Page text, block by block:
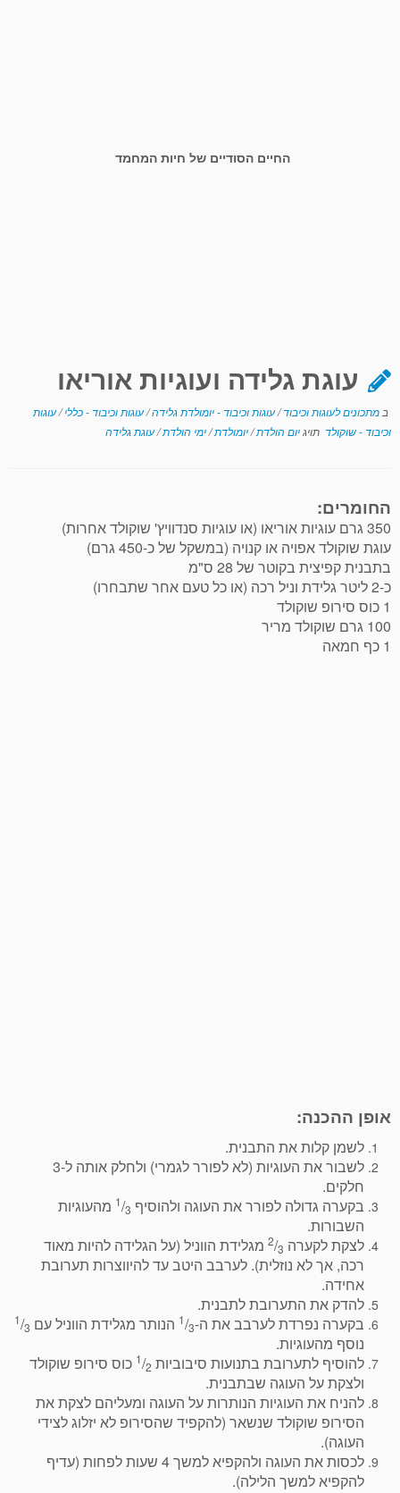
החיים הסודיים של חיות המחמד
עוגת גלידה ועוגיות אוריאו
ב מתכונים לעוגות וכיבוד/עוגות וכיבוד - יומולדת גלידה/עוגות וכיבוד - כללי/עוגות
וכיבוד - שוקולד תויגיום הולדת/יומולדת/ימי הולדת/עוגת גלידה
החומרים:
350 גרם עוגיות אוריאו (או עוגיות סנדוויץ' שוקולד אחרות)
עוגת שוקולד אפויה או קנויה (במשקל של כ-450 גרם)
בתבנית קפיצית בקוטר של 28 ס"מ
כ-2 ליטר גלידת וניל רכה (או כל טעם אחר שתבחרו)
1 כוס סירופ שוקולד
100 גרם שוקולד מריר
1 כף חמאה
אופן ההכנה:
לשמן קלות את התבנית.
לשבור את העוגיות (לא לפורר לגמרי) ולחלק אותה ל-3
חלקים.
בקערה גדולה לפורר את העוגה ולהוסיף
1/3
מהעוגיות
השבורות.
לצקת לקערה
2/3
מגלידת הווניל (על הגלידה להיות מאוד
רכה, אך לא נוזלית). לערבב היטב עד להיווצרות תערובת
אחידה.
להדק את התערובת לתבנית.
בקערה נפרדת לערבב את ה-
1/3 הנותר מגלידת הווניל עם 1/3
נוסף מהעוגיות.
להוסיף לתערובת בתנועות סיבוביות
1/2
כוס סירופ שוקולד
ולצקת על העוגה שבתבנית.
להניח את העוגיות הנותרות על העוגה ומעליהם לצקת את
הסירופ שוקולד שנשאר (להקפיד שהסירופ לא יזלוג לצידי
העוגה).
לכסות את העוגה ולהקפיא למשך 4 שעות לפחות (עדיף
להקפיא למשך הלילה).